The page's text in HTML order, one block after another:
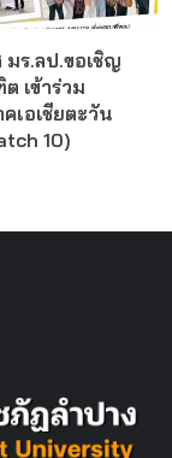
ร.ลป.ขอเชิญ
เข้าร่วม
เอเชียตะวัน
10)